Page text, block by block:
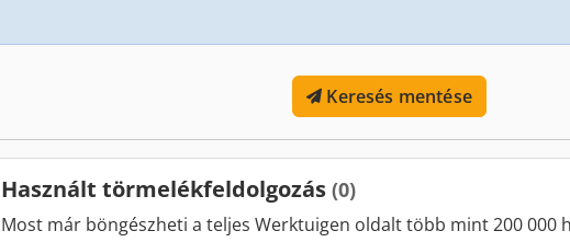
Keresés mentése
Használt törmelékfeldolgozás (0)
Most már böngészheti a teljes Werktuigen oldalt több mint 200 000